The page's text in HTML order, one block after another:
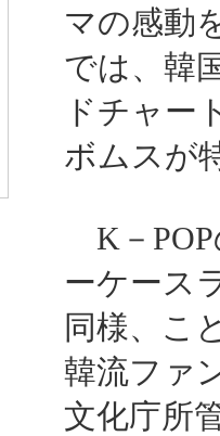
マの感動
では、韓
ドチャー
ボムスが
K－POP
ーケース
同様、こ
韓流ファ
文化庁所